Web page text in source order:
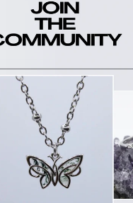
tussen deze en
voor de